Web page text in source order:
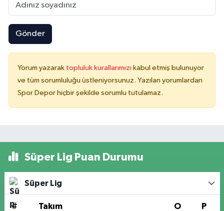
Gönder
Yorum yazarak topluluk kurallarımızı kabul etmiş bulunuyor
ve tüm sorumluluğu üstleniyorsunuz. Yazılan yorumlardan
Spor Depor hiçbir şekilde sorumlu tutulamaz.
Süper Lig Puan Durumu
Süper Lig
# Takım O P